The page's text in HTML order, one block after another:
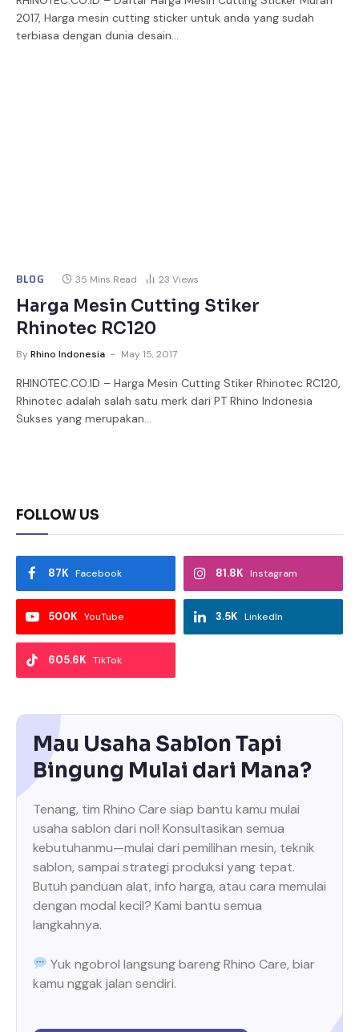
2017, Harga mesin cutting sticker untuk anda yang sudah
terbiasa dengan dunia desain…
BLOG 35 Mins Read 23 Views
Harga Mesin Cutting Stiker
Rhinotec RC120
ByRhino Indonesia May 15, 2017
RHINOTEC.CO.ID – Harga Mesin Cutting Stiker Rhinotec RC120,
Rhinotec adalah salah satu merk dari PT Rhino Indonesia
Sukses yang merupakan…
FOLLOW US
Facebook
87K Instagram
81.8K
YouTube
500K LinkedIn
3.5K
TikTok
605.6K
Mau Usaha Sablon Tapi
Bingung Mulai dari Mana?
Tenang, tim Rhino Care siap bantu kamu mulai
usaha sablon dari nol! Konsultasikan semua
kebutuhanmu—mulai dari pemilihan mesin, teknik
sablon, sampai strategi produksi yang tepat.
Butuh panduan alat, info harga, atau cara memulai
dengan modal kecil? Kami bantu semua
langkahnya.
Yuk ngobrol langsung bareng Rhino Care, biar
kamu nggak jalan sendiri.